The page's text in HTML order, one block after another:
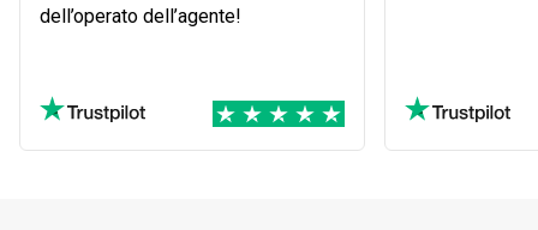
dell’operato dell’agente!